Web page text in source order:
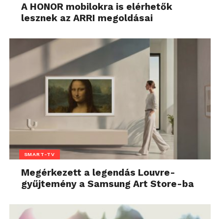
A HONOR mobilokra is elérhetők
lesznek az ARRI megoldásai
SMART-TV
Megérkezett a legendás Louvre-
gyűjtemény a Samsung Art Store-ba